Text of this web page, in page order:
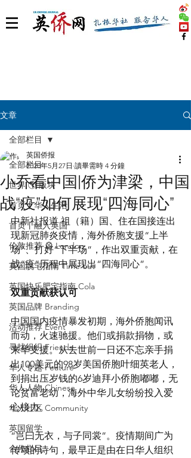
文章
全部栏目
世界 🌎 版块
首页丨华人生活
首页丨融入英国
伦敦推荐 🎡 London
英国脱宅指南 Time out
英国快乐肥宅指南 Cola
英国品牌 Branding
活动推荐 Event
寻找组织 Friends
华人专题 Feature
华人人物 Chinese
华人社区 Community
英国留学
合作栏目
全部栏目
小乔看中国|侨为津梁，中国
战“疫”如何展现“四海同心”
英国侨报
2020年5月27日 讀畢需時 4 分鐘
中新社报道 祖（籍）国、住在国接连出
现新冠肺炎疫情，海外侨胞支援“上半
场”、打好“下半场”，作出双重贡献，在
战“疫”历程中展现出“四海同心”。
双重贡献获认可
中国国内疫情暴发初期，海外侨胞闻讯
而动，火速驰援。他们或捐款捐物，或
来华支援。从去世前一日还不忘亲手捐
出100美元的98岁美国侨胞叶细英老人，
到捐出压岁钱的6岁迪拜小侨胞嘟嘟，无
论贫富老幼，海外中华儿女纷纷投入爱
心接力。
“岂曰无衣，与子同裳”。疫情期间广为
传颂的诗句，最早正是由在日华人组织